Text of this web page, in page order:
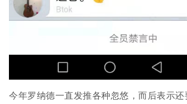
今年罗纳德一直发推各种忽悠，而后表示还